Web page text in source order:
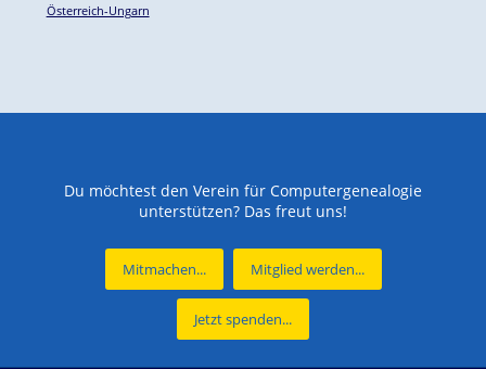
Österreich-Ungarn
Du möchtest den Verein für Computergenealogie
unterstützen? Das freut uns!
Mitmachen... Mitglied werden...
Jetzt spenden...